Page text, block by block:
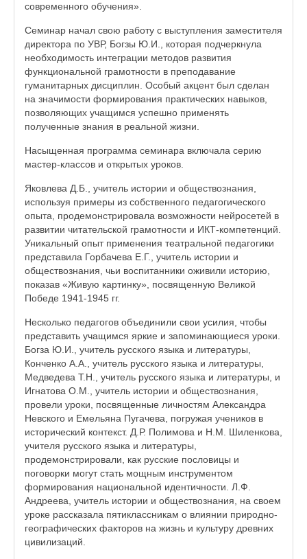
современного обучения».
Семинар начал свою работу с выступления заместителя
директора по УВР, Богзы Ю.И., которая подчеркнула
необходимость интеграции методов развития
функциональной грамотности в преподавание
гуманитарных дисциплин. Особый акцент был сделан
на значимости формирования практических навыков,
позволяющих учащимся успешно применять
полученные знания в реальной жизни.
Насыщенная программа семинара включала серию
мастер-классов и открытых уроков.
Яковлева Д.Б., учитель истории и обществознания,
используя примеры из собственного педагогического
опыта, продемонстрировала возможности нейросетей в
развитии читательской грамотности и ИКТ-компетенций.
Уникальный опыт применения театральной педагогики
представила Горбачева Е.Г., учитель истории и
обществознания, чьи воспитанники оживили историю,
показав «Живую картинку», посвященную Великой
Победе 1941-1945 гг.
Несколько педагогов объединили свои усилия, чтобы
представить учащимся яркие и запоминающиеся уроки.
Богза Ю.И., учитель русского языка и литературы,
Конченко А.А., учитель русского языка и литературы,
Медведева Т.Н., учитель русского языка и литературы, и
Игнатова О.М., учитель истории и обществознания,
провели уроки, посвященные личностям Александра
Невского и Емельяна Пугачева, погружая учеников в
исторический контекст. Д.Р. Полимова и Н.М. Шиленкова,
учителя русского языка и литературы,
продемонстрировали, как русские пословицы и
поговорки могут стать мощным инструментом
формирования национальной идентичности. Л.Ф.
Андреева, учитель истории и обществознания, на своем
уроке рассказала пятиклассникам о влиянии природно-
географических факторов на жизнь и культуру древних
цивилизаций.